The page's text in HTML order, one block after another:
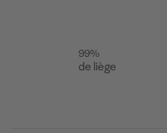
99%
de liège